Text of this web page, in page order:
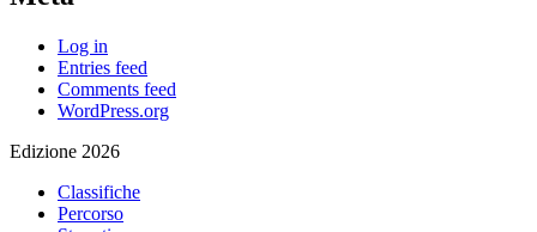
Log in
Entries feed
Comments feed
WordPress.org
Edizione 2026
Classifiche
Percorso